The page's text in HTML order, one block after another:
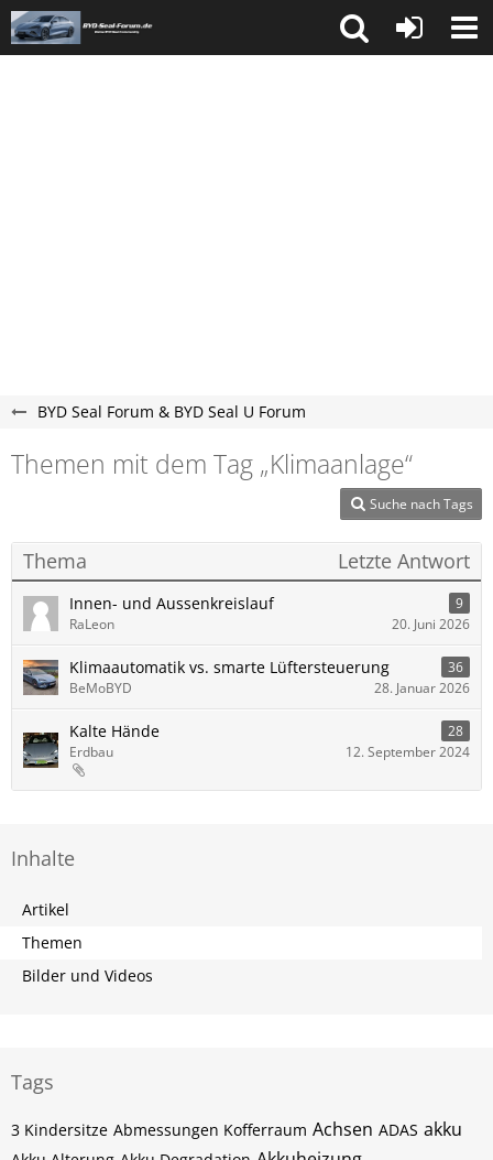
BYD Seal Forum & BYD Seal U Forum
Themen mit dem Tag „Klimaanlage“
Suche nach Tags
Thema Letzte Antwort
Innen- und Aussenkreislauf
9
RaLeon
20. Juni 2026
Klimaautomatik vs. smarte Lüftersteuerung
36
BeMoBYD
28. Januar 2026
Kalte Hände
28
Erdbau
12. September 2024
Inhalte
Artikel
Themen
Bilder und Videos
Tags
3 Kindersitze Abmessungen Kofferraum Achsen ADAS akku